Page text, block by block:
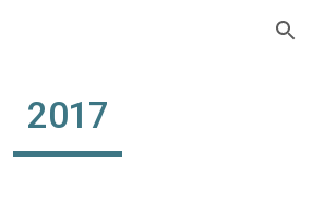
Skip to navigation
2017